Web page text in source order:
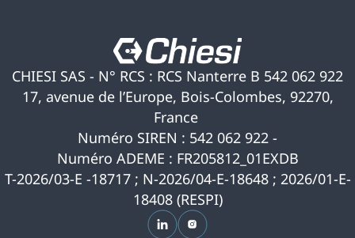
CHIESI SAS - N° RCS : RCS Nanterre B 542 062 922
17, avenue de l’Europe, Bois-Colombes, 92270,
France
Numéro SIREN : 542 062 922 -
Numéro ADEME : FR205812_01EXDB
T-2026/03-E -18717 ; N-2026/04-E-18648 ; 2026/01-E-
18408 (RESPI)